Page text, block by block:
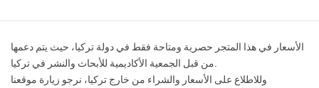
الأسعار في هذا المتجر حصرية ومتاحة فقط في دولة تركيا، حيث يتم دعمها
من قبل الجمعية الأكاديمية للأبحاث والنشر في تركيا.
وللاطلاع على الأسعار والشراء من خارج تركيا، نرجو زيارة موقعنا